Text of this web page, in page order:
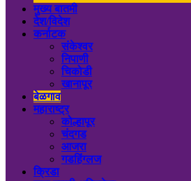
मुख्य बातमी
देश/विदेश
कर्नाटक
संकेश्वर
निपाणी
चिकोडी
खानापूर
बेळगाव
महाराष्ट्र
कोल्हापूर
चंदगड
आजरा
गडहिंग्लज
क्रिडा